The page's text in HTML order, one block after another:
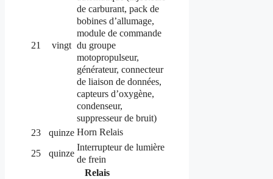
21 vingt
de carburant, pack de
bobines d’allumage,
module de commande
du groupe
motopropulseur,
générateur, connecteur
de liaison de données,
capteurs d’oxygène,
condenseur,
suppresseur de bruit)
23
quinze Horn Relais
25 quinze
Interrupteur de lumière
de frein
Relais